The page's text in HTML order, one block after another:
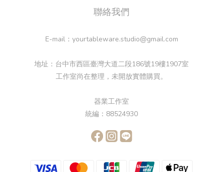
聯絡我們
E-mail：yourtableware.studio@gmail.com
地址：台中市西區臺灣大道二段186號19樓1907室
工作室尚在整理，未開放實體購買。
器業工作室
統編：88524930